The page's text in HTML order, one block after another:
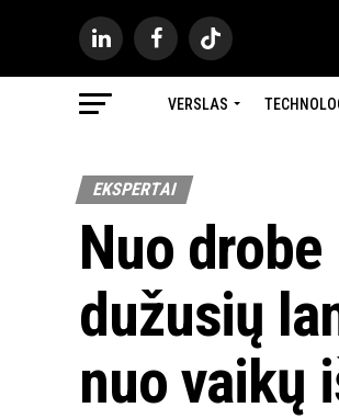
VERSLAS
EKSPERTAI
Nuo
dužusių
nuo vaikų